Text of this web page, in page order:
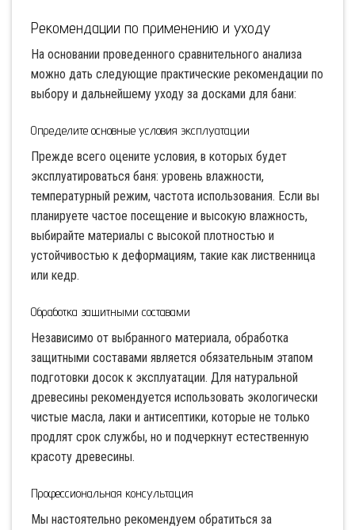
Рекомендации по применению и уходу
На основании проведенного сравнительного анализа
можно дать следующие практические рекомендации по
выбору и дальнейшему уходу за досками для бани:
Определите основные условия эксплуатации
Прежде всего оцените условия, в которых будет
эксплуатироваться баня: уровень влажности,
температурный режим, частота использования. Если вы
планируете частое посещение и высокую влажность,
выбирайте материалы с высокой плотностью и
устойчивостью к деформациям, такие как лиственница
или кедр.
Обработка защитными составами
Независимо от выбранного материала, обработка
защитными составами является обязательным этапом
подготовки досок к эксплуатации. Для натуральной
древесины рекомендуется использовать экологически
чистые масла, лаки и антисептики, которые не только
продлят срок службы, но и подчеркнут естественную
красоту древесины.
Профессиональная консультация
Мы настоятельно рекомендуем обратиться за